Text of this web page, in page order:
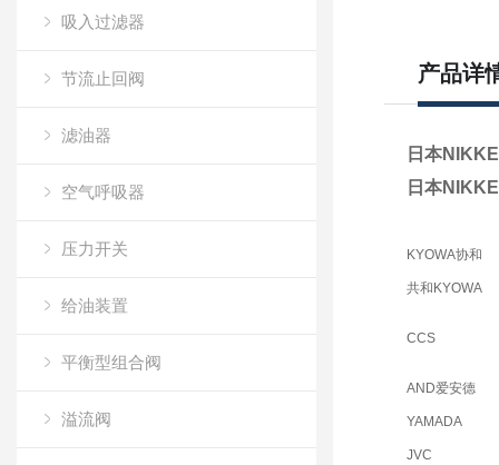
吸入过滤器
节流止回阀
滤油器
空气呼吸器
压力开关
给油装置
平衡型组合阀
溢流阀
产品详
日本
日本
KYOWA协和
共和KYOWA
CCS
AND爱安德
YAMADA
JVC